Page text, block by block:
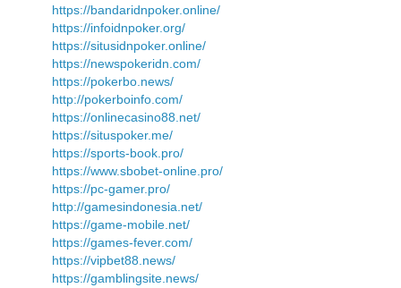
https://bandaridnpoker.online/
https://infoidnpoker.org/
https://situsidnpoker.online/
https://newspokeridn.com/
https://pokerbo.news/
http://pokerboinfo.com/
https://onlinecasino88.net/
https://situspoker.me/
https://sports-book.pro/
https://www.sbobet-online.pro/
https://pc-gamer.pro/
http://gamesindonesia.net/
https://game-mobile.net/
https://games-fever.com/
https://vipbet88.news/
https://gamblingsite.news/